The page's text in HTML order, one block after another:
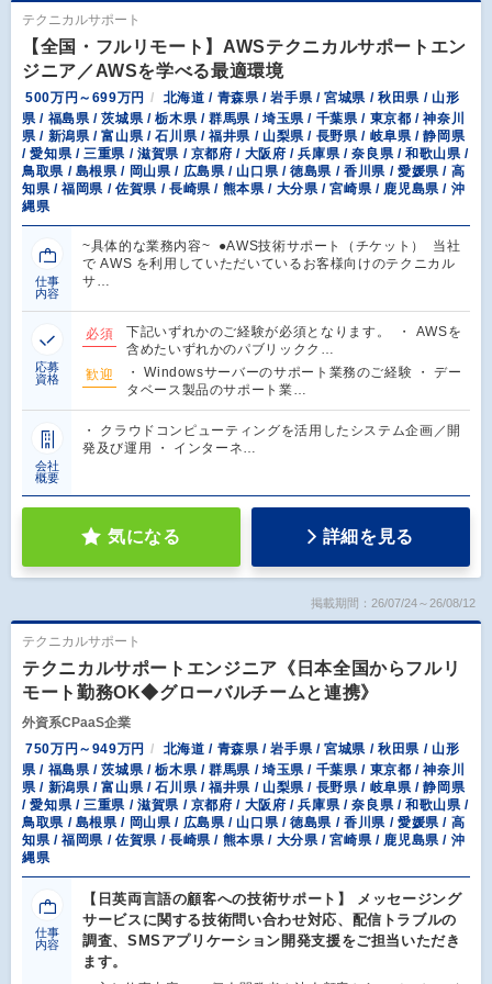
テクニカルサポート
【全国・フルリモート】AWSテクニカルサポートエン
ジニア／AWSを学べる最適環境
500万円～699万円
北海道 / 青森県 / 岩手県 / 宮城県 / 秋田県 / 山形
県 / 福島県 / 茨城県 / 栃木県 / 群馬県 / 埼玉県 / 千葉県 / 東京都 / 神奈川
県 / 新潟県 / 富山県 / 石川県 / 福井県 / 山梨県 / 長野県 / 岐阜県 / 静岡県
/ 愛知県 / 三重県 / 滋賀県 / 京都府 / 大阪府 / 兵庫県 / 奈良県 / 和歌山県 /
鳥取県 / 島根県 / 岡山県 / 広島県 / 山口県 / 徳島県 / 香川県 / 愛媛県 / 高
知県 / 福岡県 / 佐賀県 / 長崎県 / 熊本県 / 大分県 / 宮崎県 / 鹿児島県 / 沖
縄県
仕事
内容
~具体的な業務内容~ ●AWS技術サポート（チケット） 当社
で AWS を利用していただいているお客様向けのテクニカル
サ…
応募
資格
必須
下記いずれかのご経験が必須となります。 ・ AWSを
含めたいずれかのパブリックク…
歓迎
・ Windowsサーバーのサポート業務のご経験 ・ デー
タベース製品のサポート業…
会社
概要
・ クラウドコンピューティングを活用したシステム企画／開
発及び運用 ・ インターネ…
気になる 詳細を見る
掲載期間：26/07/24～26/08/12
テクニカルサポート
テクニカルサポートエンジニア《日本全国からフルリ
モート勤務OK◆グローバルチームと連携》
外資系CPaaS企業
750万円～949万円
北海道 / 青森県 / 岩手県 / 宮城県 / 秋田県 / 山形
県 / 福島県 / 茨城県 / 栃木県 / 群馬県 / 埼玉県 / 千葉県 / 東京都 / 神奈川
県 / 新潟県 / 富山県 / 石川県 / 福井県 / 山梨県 / 長野県 / 岐阜県 / 静岡県
/ 愛知県 / 三重県 / 滋賀県 / 京都府 / 大阪府 / 兵庫県 / 奈良県 / 和歌山県 /
鳥取県 / 島根県 / 岡山県 / 広島県 / 山口県 / 徳島県 / 香川県 / 愛媛県 / 高
知県 / 福岡県 / 佐賀県 / 長崎県 / 熊本県 / 大分県 / 宮崎県 / 鹿児島県 / 沖
縄県
仕事
内容
【日英両言語の顧客への技術サポート】 メッセージング
サービスに関する技術問い合わせ対応、配信トラブルの
調査、SMSアプリケーション開発支援をご担当いただき
ます。